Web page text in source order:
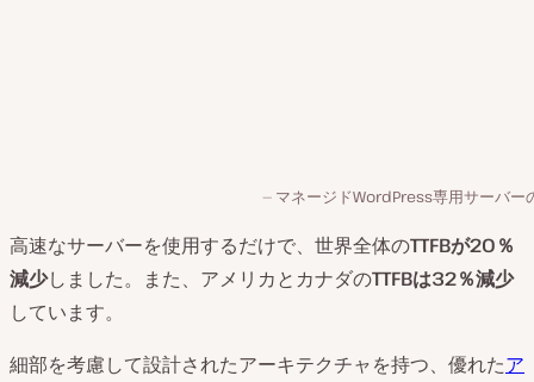
マネージドWordPress専用サーバー
高速なサーバーを使用するだけで、世界全体のTTFBが20％
減少しました。また、アメリカとカナダのTTFBは32％減少
しています。
細部を考慮して設計されたアーキテクチャを持つ、優れたア